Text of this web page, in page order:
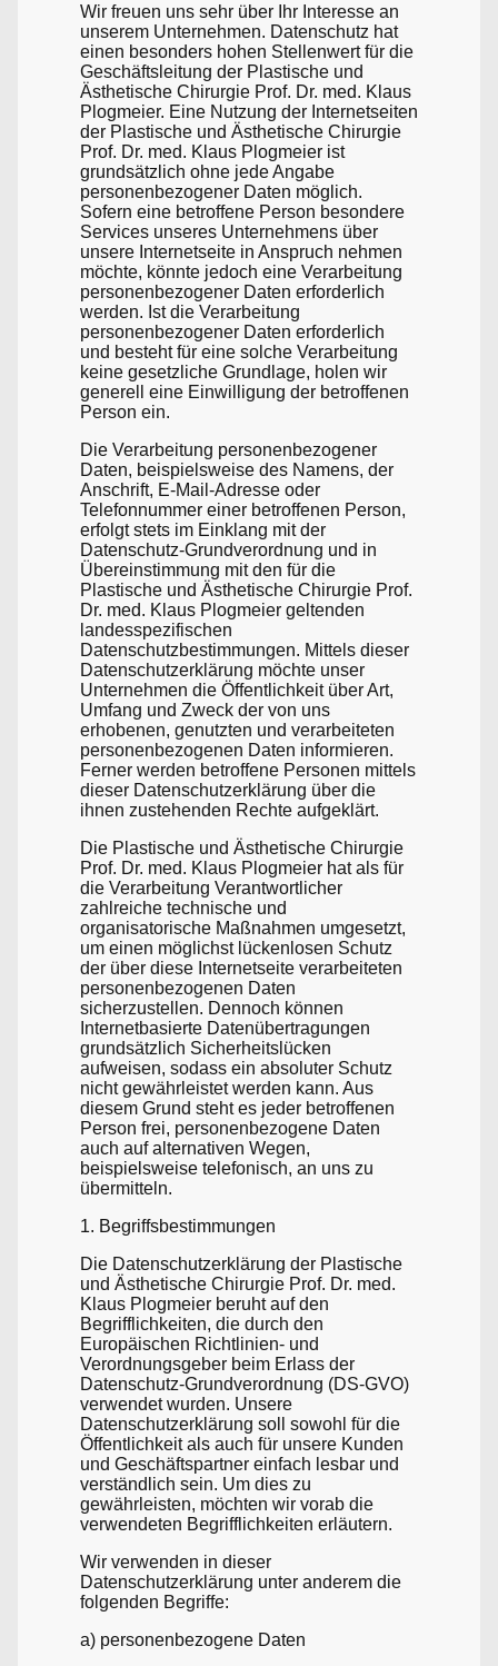
Wir freuen uns sehr über Ihr Interesse an
unserem Unternehmen. Datenschutz hat
einen besonders hohen Stellenwert für die
Geschäftsleitung der Plastische und
Ästhetische Chirurgie Prof. Dr. med. Klaus
Plogmeier. Eine Nutzung der Internetseiten
der Plastische und Ästhetische Chirurgie
Prof. Dr. med. Klaus Plogmeier ist
grundsätzlich ohne jede Angabe
personenbezogener Daten möglich.
Sofern eine betroffene Person besondere
Services unseres Unternehmens über
unsere Internetseite in Anspruch nehmen
möchte, könnte jedoch eine Verarbeitung
personenbezogener Daten erforderlich
werden. Ist die Verarbeitung
personenbezogener Daten erforderlich
und besteht für eine solche Verarbeitung
keine gesetzliche Grundlage, holen wir
generell eine Einwilligung der betroffenen
Person ein.
Die Verarbeitung personenbezogener
Daten, beispielsweise des Namens, der
Anschrift, E-Mail-Adresse oder
Telefonnummer einer betroffenen Person,
erfolgt stets im Einklang mit der
Datenschutz-Grundverordnung und in
Übereinstimmung mit den für die
Plastische und Ästhetische Chirurgie Prof.
Dr. med. Klaus Plogmeier geltenden
landesspezifischen
Datenschutzbestimmungen. Mittels dieser
Datenschutzerklärung möchte unser
Unternehmen die Öffentlichkeit über Art,
Umfang und Zweck der von uns
erhobenen, genutzten und verarbeiteten
personenbezogenen Daten informieren.
Ferner werden betroffene Personen mittels
dieser Datenschutzerklärung über die
ihnen zustehenden Rechte aufgeklärt.
Die Plastische und Ästhetische Chirurgie
Prof. Dr. med. Klaus Plogmeier hat als für
die Verarbeitung Verantwortlicher
zahlreiche technische und
organisatorische Maßnahmen umgesetzt,
um einen möglichst lückenlosen Schutz
der über diese Internetseite verarbeiteten
personenbezogenen Daten
sicherzustellen. Dennoch können
Internetbasierte Datenübertragungen
grundsätzlich Sicherheitslücken
aufweisen, sodass ein absoluter Schutz
nicht gewährleistet werden kann. Aus
diesem Grund steht es jeder betroffenen
Person frei, personenbezogene Daten
auch auf alternativen Wegen,
beispielsweise telefonisch, an uns zu
übermitteln.
1. Begriffsbestimmungen
Die Datenschutzerklärung der Plastische
und Ästhetische Chirurgie Prof. Dr. med.
Klaus Plogmeier beruht auf den
Begrifflichkeiten, die durch den
Europäischen Richtlinien- und
Verordnungsgeber beim Erlass der
Datenschutz-Grundverordnung (DS-GVO)
verwendet wurden. Unsere
Datenschutzerklärung soll sowohl für die
Öffentlichkeit als auch für unsere Kunden
und Geschäftspartner einfach lesbar und
verständlich sein. Um dies zu
gewährleisten, möchten wir vorab die
verwendeten Begrifflichkeiten erläutern.
Wir verwenden in dieser
Datenschutzerklärung unter anderem die
folgenden Begriffe:
a) personenbezogene Daten